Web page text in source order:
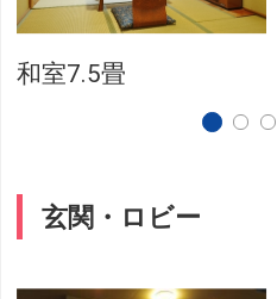
和室7.5畳
玄関・ロビー